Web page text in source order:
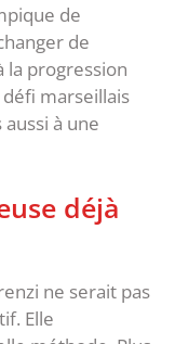
de
de
la progression
marseillais
à une
déjà
ne serait pas
Elle